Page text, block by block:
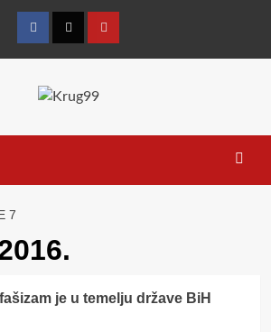
FacebookTwitterYouTube
7
je u temelju države BiH